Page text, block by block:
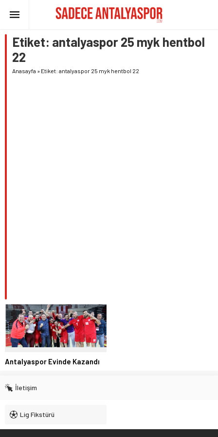
Etiket: antalyaspor 25 myk hentbol
22
Anasayfa » Etiket: antalyaspor 25 myk hentbol 22
Antalyaspor Evinde Kazandı
İletişim
Lig Fikstürü